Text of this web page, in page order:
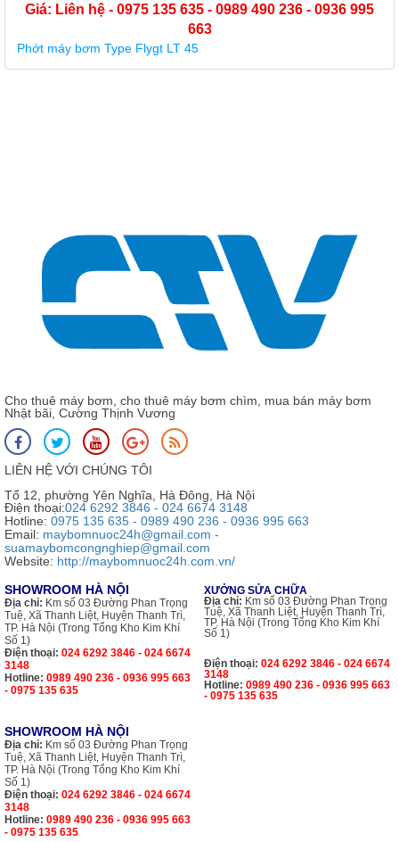
Giá: Liên hệ - 0975 135 635 - 0989 490 236 - 0936 995
663
Phớt máy bơm Type Flygt LT 45
Cho thuê máy bơm, cho thuê máy bơm chìm, mua bán máy bơm
Nhật bãi, Cường Thịnh Vương
LIÊN HỆ VỚI CHÚNG TÔI
Tổ 12, phường Yên Nghĩa, Hà Đông, Hà Nội
Điện thoại:024 6292 3846 - 024 6674 3148
Hotline: 0975 135 635 - 0989 490 236 - 0936 995 663
Email: maybomnuoc24h@gmail.com -
suamaybomcongnghiep@gmail.com
Website: http://maybomnuoc24h.com.vn/
SHOWROOM HÀ NỘI
Địa chỉ: Km số 03 Đường Phan Trọng
Tuệ, Xã Thanh Liệt, Huyện Thanh Trì,
TP. Hà Nội (Trong Tổng Kho Kim Khí
Số 1)
Điện thoại: 024 6292 3846 - 024 6674
3148
Hotline: 0989 490 236 - 0936 995 663
- 0975 135 635
XƯỞNG SỬA CHỮA
Địa chỉ: Km số 03 Đường Phan Trọng
Tuệ, Xã Thanh Liệt, Huyện Thanh Trì,
TP. Hà Nội (Trong Tổng Kho Kim Khí
Số 1)
Điện thoại: 024 6292 3846 - 024 6674
3148
Hotline: 0989 490 236 - 0936 995 663
- 0975 135 635
SHOWROOM HÀ NỘI
Địa chỉ: Km số 03 Đường Phan Trọng
Tuệ, Xã Thanh Liệt, Huyện Thanh Trì,
TP. Hà Nội (Trong Tổng Kho Kim Khí
Số 1)
Điện thoại: 024 6292 3846 - 024 6674
3148
Hotline: 0989 490 236 - 0936 995 663
- 0975 135 635